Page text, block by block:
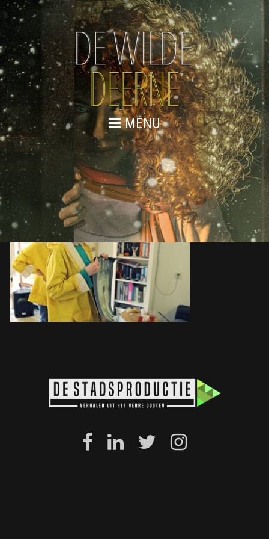
MENU
876A8814